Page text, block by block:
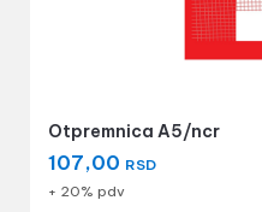
Otpremnica A5/ncr
107,00 RSD
+ 20% pdv